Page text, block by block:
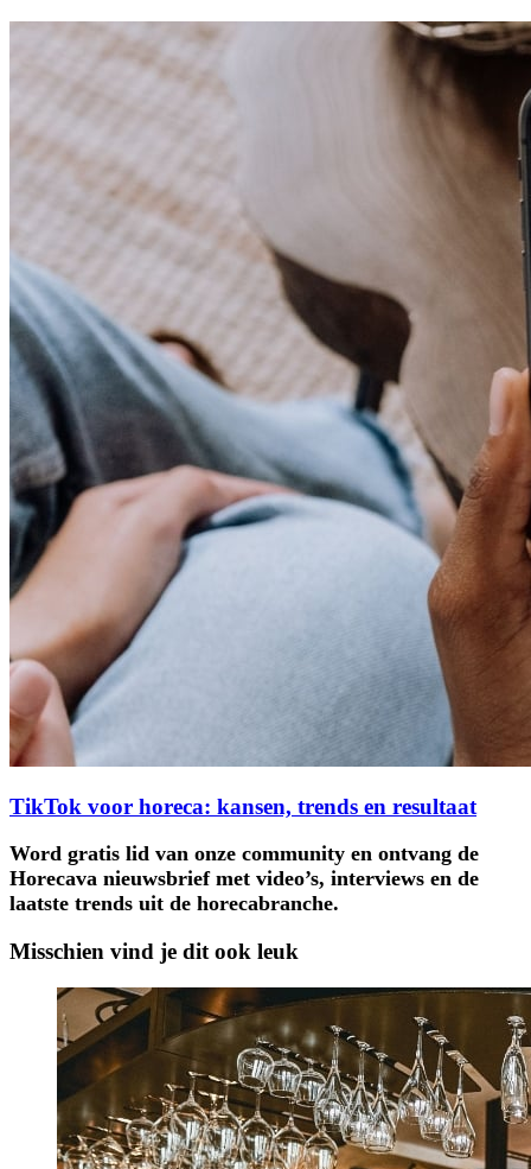
TikTok voor horeca: kansen, trends en resultaat
Word gratis lid van onze community en ontvang de
Horecava nieuwsbrief met video’s, interviews en de
laatste trends uit de horecabranche.
Misschien vind je dit ook leuk